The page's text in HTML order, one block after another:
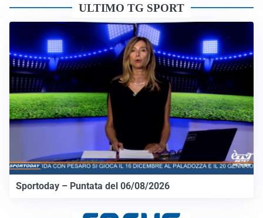
ULTIMO TG SPORT
Sportoday – Puntata del 06/08/2026